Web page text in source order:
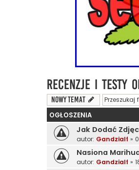
Recenzje i Testy
NOWY TEMAT
OGŁOSZENIA
Jak Dodać
autor: Gandzialf »
Nasiona
autor: Gandzialf »